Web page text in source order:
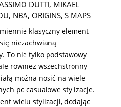
DUTTI, MIKAEL
, NBA, ORIGINS, S MAPS
klasyczny element
niezachwianą
To nie tylko podstawowy
również wszechstronny
można nosić na wiele
po casualowe stylizacje.
wielu stylizacji, dodając